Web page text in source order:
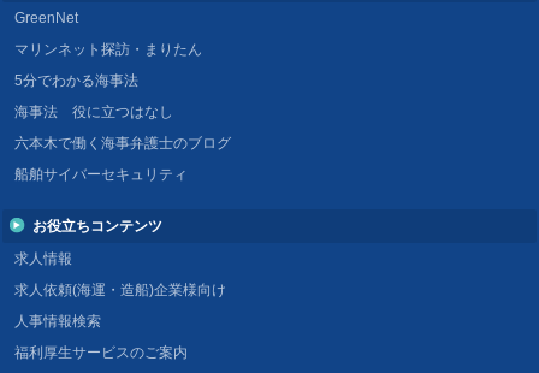
GreenNet
マリンネット探訪・まりたん
5分でわかる海事法
海事法 役に立つはなし
六本木で働く海事弁護士のブログ
船舶サイバーセキュリティ
お役立ちコンテンツ
求人情報
求人依頼(海運・造船)企業様向け
人事情報検索
福利厚生サービスのご案内